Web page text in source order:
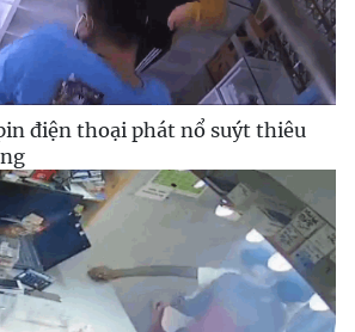
điện thoại phát nổ suýt thiêu